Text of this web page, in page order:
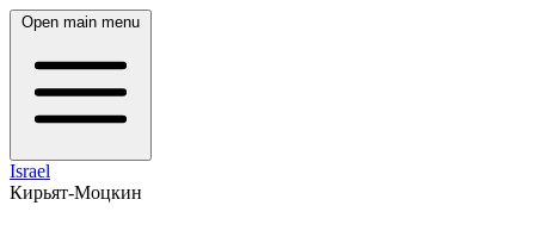
Open main menu
Israel
Кирьят-Моцкин